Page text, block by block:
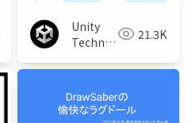
Unity
Technologies21.3K